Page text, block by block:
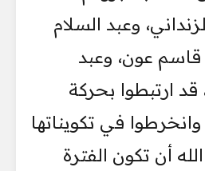
وعبد السلام
عون، وعبد
ارتبطوا بحركة
في تكويناتها
أن تكون الفترة